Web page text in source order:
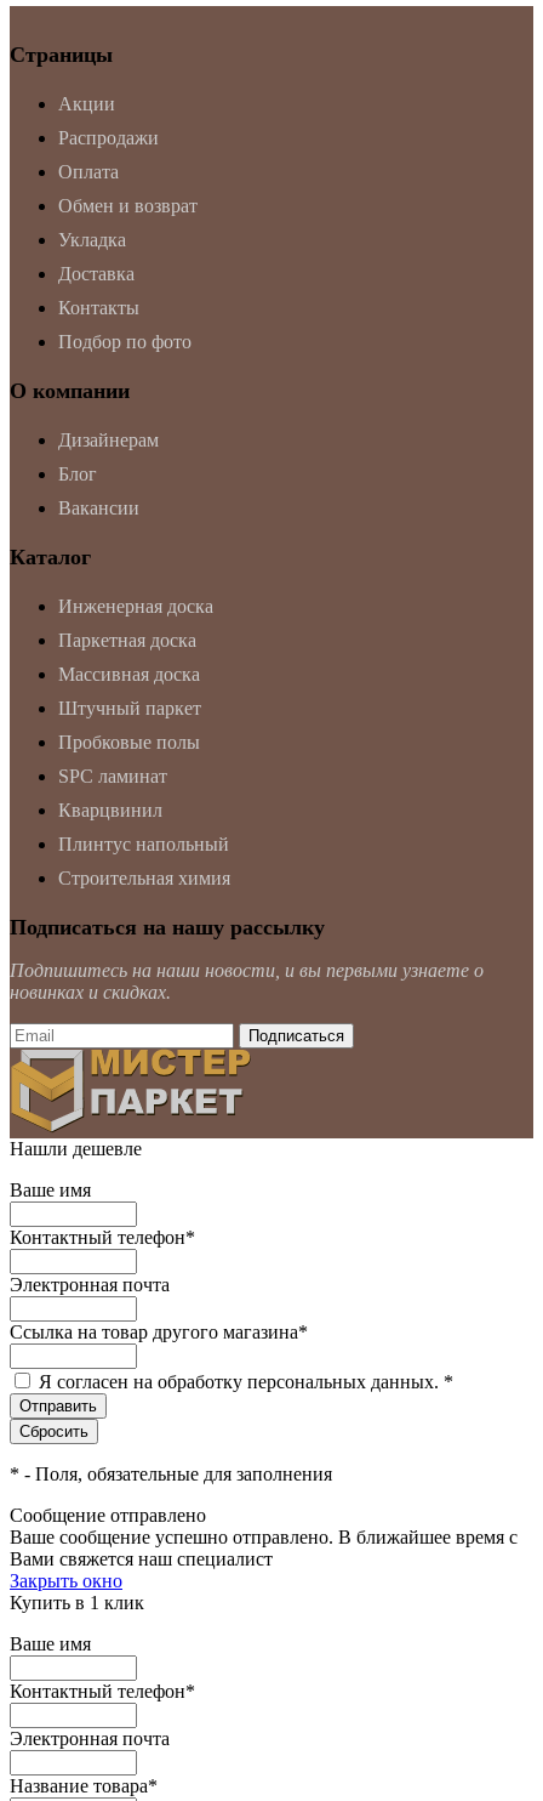
Страницы
Акции
Распродажи
Оплата
Обмен и возврат
Укладка
Доставка
Контакты
Подбор по фото
О компании
Дизайнерам
Блог
Вакансии
Каталог
Инженерная доска
Паркетная доска
Массивная доска
Штучный паркет
Пробковые полы
SPC ламинат
Кварцвинил
Плинтус напольный
Строительная химия
Подписаться на нашу рассылку
Подпишитесь на наши новости, и вы первыми узнаете о
новинках и скидках.
Нашли дешевле
Ваше имя
Контактный телефон*
Электронная почта
Ссылка на товар другого магазина*
Я согласен на обработку персональных данных. *
* - Поля, обязательные для заполнения
Сообщение отправлено
Ваше сообщение успешно отправлено. В ближайшее время с
Вами свяжется наш специалист
Закрыть окно
Купить в 1 клик
Ваше имя
Контактный телефон*
Электронная почта
Название товара*